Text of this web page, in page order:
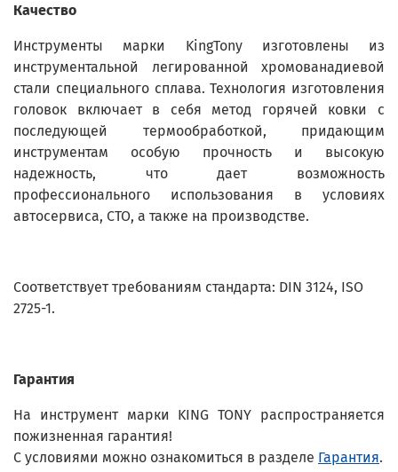
Качество
Инструменты марки KingTony изготовлены из
инструментальной легированной хромованадиевой
стали специального сплава. Технология изготовления
головок включает в себя метод горячей ковки с
последующей термообработкой, придающим
инструментам особую прочность и высокую
надежность, что дает возможность
профессионального использования в условиях
автосервиса, СТО, а также на производстве.
Соответствует требованиям стандарта: DIN 3124, ISO
2725-1.
Гарантия
На инструмент марки KING TONY распространяется
пожизненная гарантия!
С условиями можно ознакомиться в разделе Гарантия.